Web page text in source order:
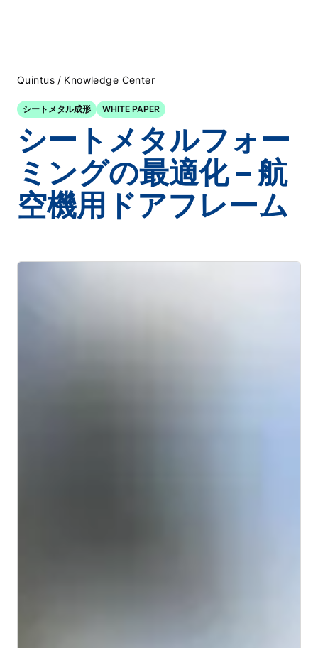
Quintus / Knowledge Center
シートメタル成形 WHITE PAPER
シートメタルフォー
ミングの最適化 – 航
空機用ドアフレーム